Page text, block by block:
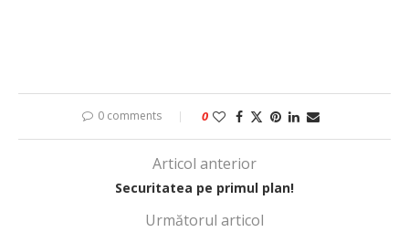
0 comments 0
Articol anterior
Securitatea pe primul plan!
Următorul articol